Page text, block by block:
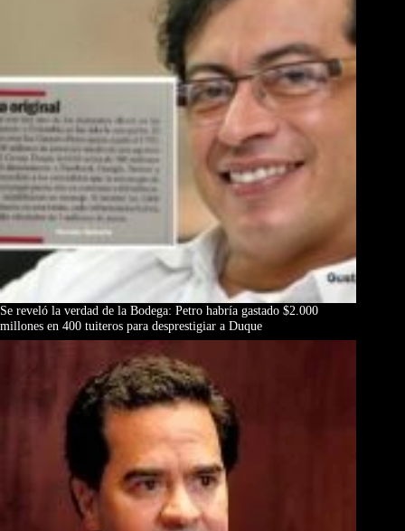
Se reveló la verdad de la Bodega: Petro habría gastado $2.000
millones en 400 tuiteros para desprestigiar a Duque